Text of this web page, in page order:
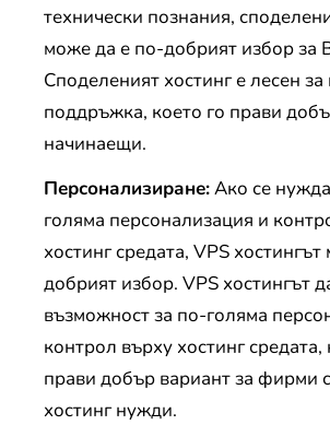
технически познания,
може да е по-добрият избор за
Споделеният хостинг е лесен за
поддръжка, което го прави
начинаещи.
Персонализиране:Ако се
голяма персонализация и
хостинг средата, VPS
добрият избор. VPS хостингът
възможност за по-голяма
контрол върху хостинг средата,
прави добър вариант за фирми
хостинг нужди.